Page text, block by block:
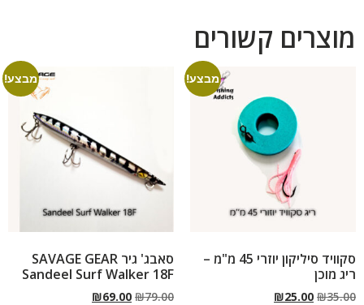
מוצרים קשורים
מבצע!
סקוויד סיליקון יוזרי 45 מ"מ –
ריג מוכן
₪35.00
₪25.00
מבצע!
סאבג' גיר SAVAGE GEAR
Sandeel Surf Walker 18F
₪79.00
₪69.00